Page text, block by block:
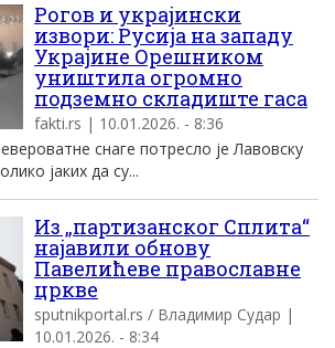
Рогов и украјински
извори: Русија на западу
Украјине Орешником
уништила огромно
подземно складиште гаса
fakti.rs | 10.01.2026. - 8:36
снаге потресло је Лавовску
јаких да су...
Из „партизанског Сплита“
најавили обнову
Павелићеве православне
цркве
sputnikportal.rs / Владимир Судар |
10.01.2026. - 8:34